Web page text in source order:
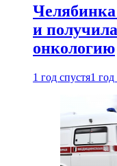
Челябинка
и
онкологию
1 год спустя1 год